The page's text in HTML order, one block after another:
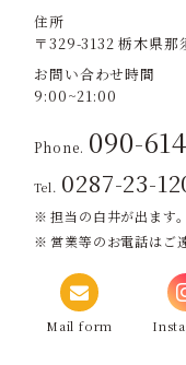
住所
〒329-3132 栃木県
お問い合わせ時間
9:00~21:00
Phone. 090-
Tel. 0287-23-
担当の白井が出ます。
営業等のお電話はご
Mail form